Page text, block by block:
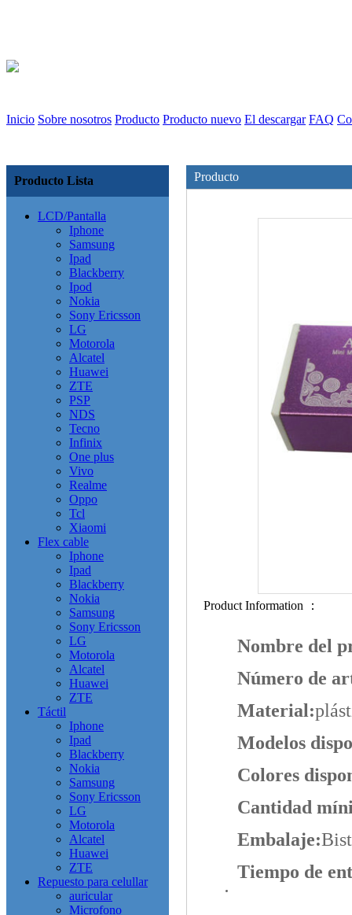
Inicio Sobre nosotros Producto Producto nuevo El descargar FAQ
Producto Lista
LCD/Pantalla
Iphone
Samsung
Ipad
Blackberry
Ipod
Nokia
Sony Ericsson
LG
Motorola
Alcatel
Huawei
ZTE
PSP
NDS
Tecno
Infinix
One plus
Vivo
Realme
Oppo
Tcl
Xiaomi
Flex cable
Iphone
Ipad
Blackberry
Nokia
Samsung
Sony Ericsson
LG
Motorola
Alcatel
Huawei
ZTE
Táctil
Iphone
Ipad
Blackberry
Nokia
Samsung
Sony Ericsson
LG
Motorola
Alcatel
Huawei
ZTE
Repuesto para celullar
auricular
Microfono
Producto
Product Information ：
Nombre del
Número de
Material:
Modelos
Colores
Cantidad
Embalaje:
Tiempo de